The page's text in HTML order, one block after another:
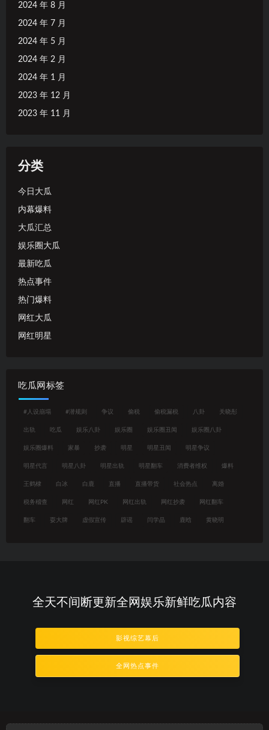
2024 年 8 月
2024 年 7 月
2024 年 5 月
2024 年 2 月
2024 年 1 月
2023 年 12 月
2023 年 11 月
分类
今日大瓜
内幕爆料
大瓜汇总
娱乐圈大瓜
最新吃瓜
热点事件
热门爆料
网红大瓜
网红明星
吃瓜网标签
#人设崩塌 #潜规则 争议 偷税 偷税漏税 八卦 关晓彤
出轨 吃瓜 娱乐八卦 娱乐圈 娱乐圈丑闻 娱乐圈八卦
娱乐圈爆料 家暴 抄袭 明星 明星丑闻 明星争议
明星代言 明星八卦 明星出轨 明星翻车 消费者维权 爆料
王鹤棣 白冰 白鹿 直播 直播带货 社会热点 离婚
税务稽查 网红 网红PK 网红出轨 网红抄袭 网红翻车
翻车 耍大牌 虚假宣传 辟谣 闫学晶 鹿晗 黄晓明
全天不间断更新全网娱乐新鲜吃瓜内容
影视综艺幕后
全网热点事件